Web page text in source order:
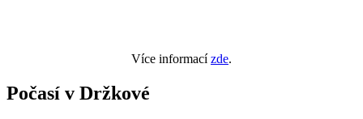
Více informacízde.
Počasí v Držkové